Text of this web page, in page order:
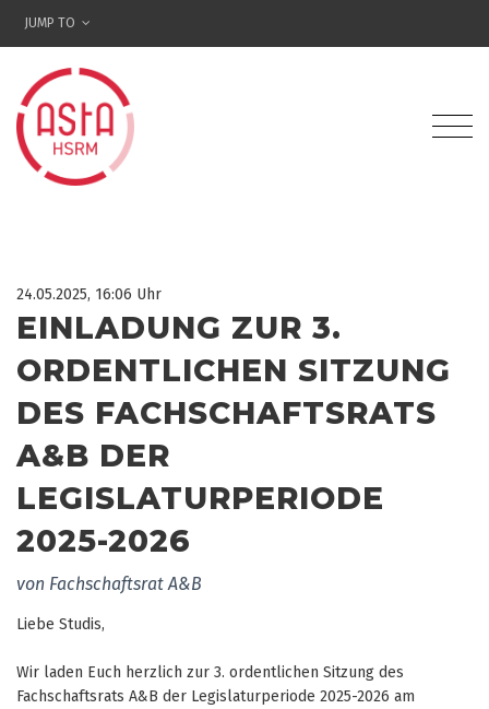
JUMP TO
24.05.2025, 16:06 Uhr
EINLADUNG ZUR 3.
ORDENTLICHEN SITZUNG
DES FACHSCHAFTSRATS
A&B DER
LEGISLATURPERIODE
2025-2026
von Fachschaftsrat A&B
Liebe Studis,
Wir laden Euch herzlich zur 3. ordentlichen Sitzung des
Fachschaftsrats A&B der Legislaturperiode 2025-2026 am